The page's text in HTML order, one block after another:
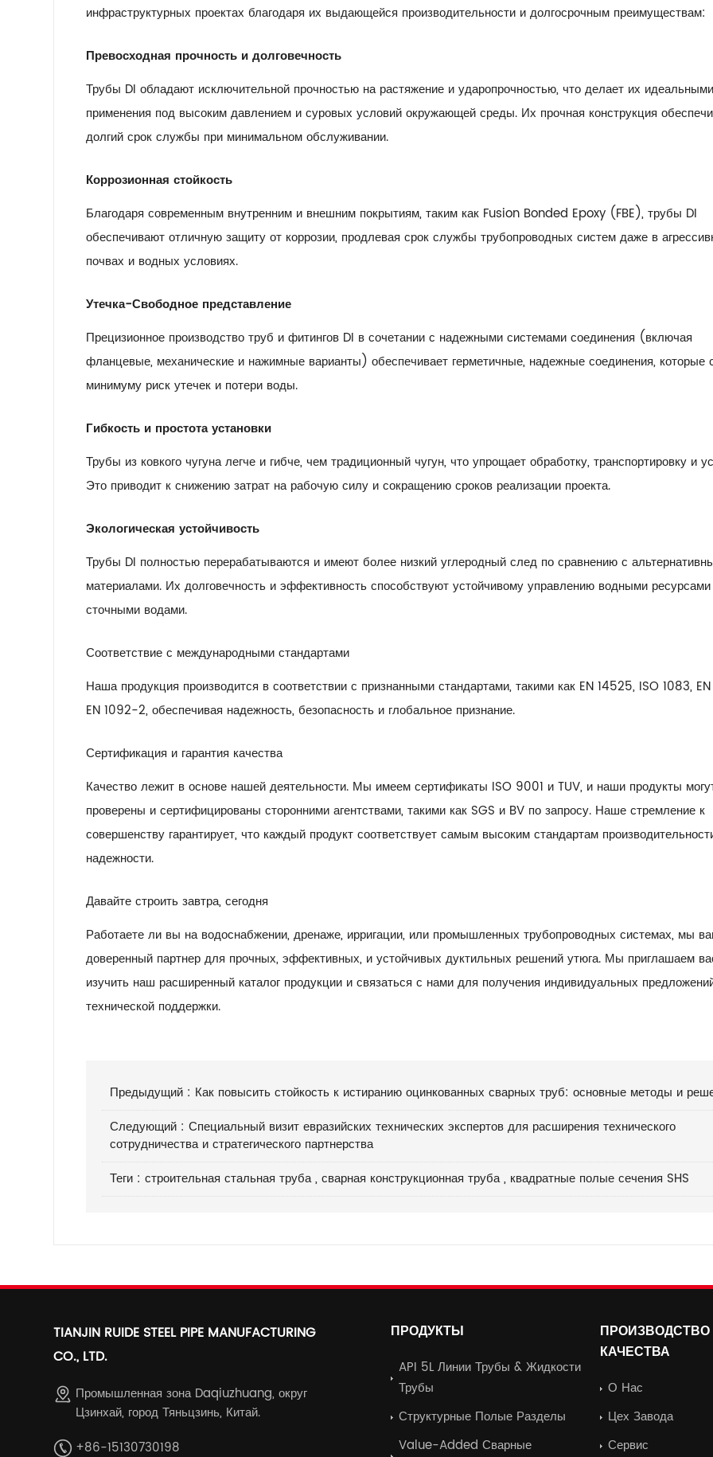
инфраструктурных проектах благодаря их выдающейся производительности и долгосрочным преимуществам:
Превосходная прочность и долговечность
Трубы DI обладают исключительной прочностью на растяжение и ударопрочностью, что делает их
применения под высоким давлением и суровых условий окружающей среды. Их прочная конструкция
долгий срок службы при минимальном обслуживании.
Коррозионная стойкость
Благодаря современным внутренним и внешним покрытиям, таким как Fusion Bonded Epoxy (FBE), трубы DI
обеспечивают отличную защиту от коррозии, продлевая срок службы трубопроводных систем даже в
почвах и водных условиях.
Утечка-Свободное представление
Прецизионное производство труб и фитингов DI в сочетании с надежными системами соединения (включая
фланцевые, механические и нажимные варианты) обеспечивает герметичные, надежные соединения, которые
минимуму риск утечек и потери воды.
Гибкость и простота установки
Трубы из ковкого чугуна легче и гибче, чем традиционный чугун, что упрощает обработку, транспортировку и
Это приводит к снижению затрат на рабочую силу и сокращению сроков реализации проекта.
Экологическая устойчивость
Трубы DI полностью перерабатываются и имеют более низкий углеродный след по сравнению с
материалами. Их долговечность и эффективность способствуют устойчивому управлению водными
сточными водами.
Соответствие с международными стандартами
Наша продукция производится в соответствии с признанными стандартами, такими как EN 14525, ISO 1083,
EN 1092-2, обеспечивая надежность, безопасность и глобальное признание.
Сертификация и гарантия качества
Качество лежит в основе нашей деятельности. Мы имеем сертификаты ISO 9001 и TUV, и наши продукты
проверены и сертифицированы сторонними агентствами, такими как SGS и BV по запросу. Наше стремление к
совершенству гарантирует, что каждый продукт соответствует самым высоким стандартам
надежности.
Давайте строить завтра, сегодня
Работаете ли вы на водоснабжении, дренаже, ирригации, или промышленных трубопроводных системах, мы
доверенный партнер для прочных, эффективных, и устойчивых дуктильных решений утюга. Мы приглашаем
изучить наш расширенный каталог продукции и связаться с нами для получения индивидуальных
технической поддержки.
Предыдущий : Как повысить стойкость к истиранию оцинкованных сварных труб: основные методы и
Следующий :Специальный визит евразийских технических экспертов для расширения технического
сотрудничества и стратегического партнерства
Теги :строительная стальная труба,сварная конструкционная труба, квадратные полые сечения SHS
TIANJIN RUIDE STEEL PIPE MANUFACTURING
CO., LTD.
Промышленная зона Daqiuzhuang, округ
Цзинхай, город Тяньцзинь, Китай.
+86-15130730198
ПРОДУКТЫ
API 5L Линии Трубы & Жидкости
Трубы
Структурные Полые Разделы
Value-Added Сварные
КАЧЕСТВА
О Нас
Цех Завода
Сервис